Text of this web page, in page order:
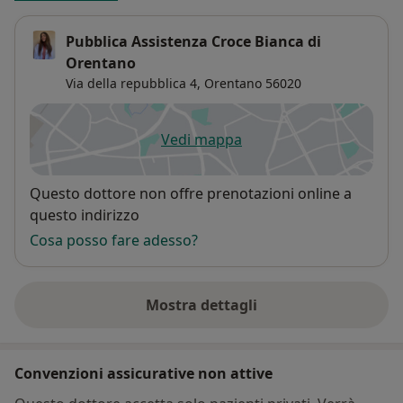
Pubblica Assistenza Croce Bianca di
Orentano
Via della repubblica 4, Orentano 56020
Vedi mappasi apre in una nuova scheda
Disponibilità
Questo dottore non offre prenotazioni online a
questo indirizzo
Cosa posso fare adesso?
Mostra dettagli
sull'indirizzo
Convenzioni assicurative non attive